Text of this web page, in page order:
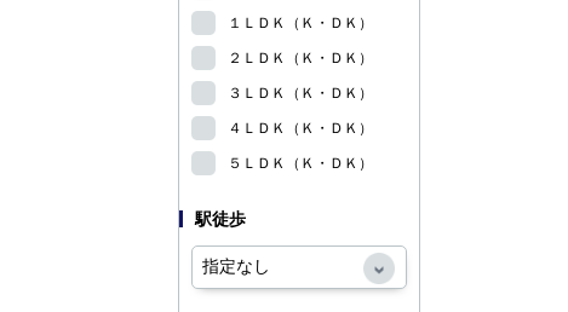
１ＬＤＫ（Ｋ・ＤＫ）
２ＬＤＫ（Ｋ・ＤＫ）
３ＬＤＫ（Ｋ・ＤＫ）
４ＬＤＫ（Ｋ・ＤＫ）
５ＬＤＫ（Ｋ・ＤＫ）
駅徒歩